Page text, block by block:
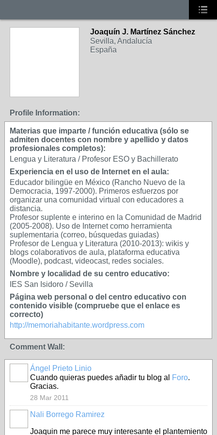
Joaquín J. Martínez Sánchez
Sevilla, Andalucía
España
Profile Information:
Materias que imparte / función educativa (sólo se
admiten docentes con nombre y apellido y datos
profesionales completos):
Lengua y Literatura / Profesor ESO y Bachillerato
Experiencia en el uso de Internet en el aula:
Educador bilingüe en México (Rancho Nuevo de la
Democracia, 1997-2000). Primeros esfuerzos por
organizar una comunidad virtual con educadores a
distancia.
Profesor suplente e interino en la Comunidad de Madrid
(2005-2008). Uso de Internet como herramienta
suplementaria (correo, búsquedas guiadas)
Profesor de Lengua y Literatura (2010-2013): wikis y
blogs colaborativos de aula, plataforma educativa
(Moodle), podcast, videocast, redes sociales.
Nombre y localidad de su centro educativo:
IES San Isidoro / Sevilla
Página web personal o del centro educativo con
contenido visible (compruebe que el enlace es
correcto)
http://memoriahabitante.wordpress.com
Comment Wall:
Ángel Prieto Linio
Cuando quieras puedes añadir tu blog al
Foro.
Gracias.
28 Mar 2011
Nali Borrego Ramirez
Joaquin me parece muy interesante el plantemiento